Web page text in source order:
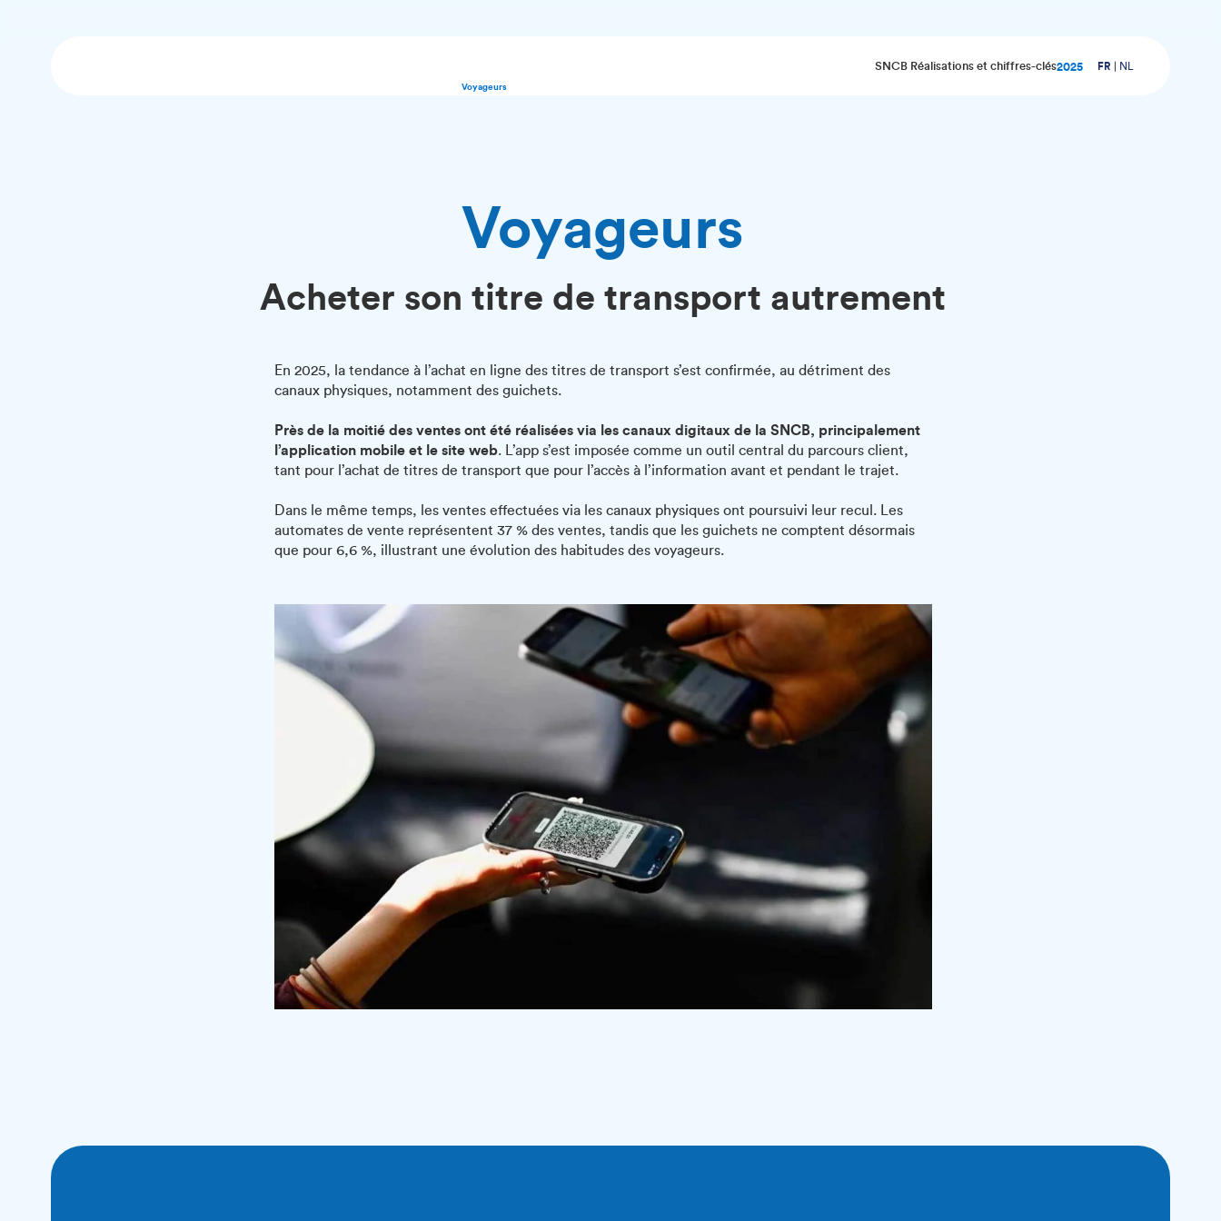
Voyageurs
SNCB Réalisations et chiffres-clés2025 FR NL
Voyageurs
Acheter son titre de transport autrement
En 2025, la tendance à l’achat en ligne des titres de transport s’est confirmée, au détriment des
canaux physiques, notamment des guichets.
Près de la moitié des ventes ont été réalisées via les canaux digitaux de la SNCB, principalement
l’application mobile et le site web. L’app s’est imposée comme un outil central du parcours client,
tant pour l’achat de titres de transport que pour l’accès à l’information avant et pendant le trajet.
Dans le même temps, les ventes effectuées via les canaux physiques ont poursuivi leur recul. Les
automates de vente représentent 37 % des ventes, tandis que les guichets ne comptent désormais
que pour 6,6 %, illustrant une évolution des habitudes des voyageurs.